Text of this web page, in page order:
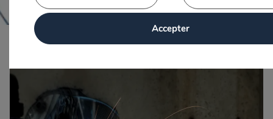
Accepter